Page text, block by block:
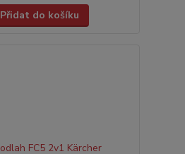
Přidat do košíku